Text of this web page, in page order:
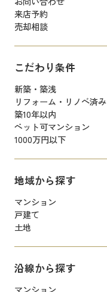
来店予約
売却相談
こだわり条件
新築・築浅
リフォーム・リノベ済み
築10年以内
ペット可マンション
1000万円以下
地域から探す
マンション
戸建て
土地
沿線から探す
マンション